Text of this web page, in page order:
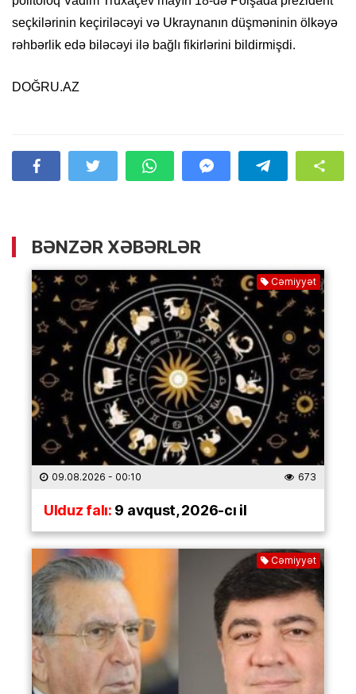
seçkilərinin keçiriləcəyi və Ukraynanın düşməninin ölkəyə
rəhbərlik edə biləcəyi ilə bağlı fikirlərini bildirmişdi.
DOĞRU.AZ
BƏNZƏR XƏBƏRLƏR
Cəmiyyət
09.08.2026 - 00:10 673
Ulduz falı:9 avqust, 2026-cı il
Cəmiyyət